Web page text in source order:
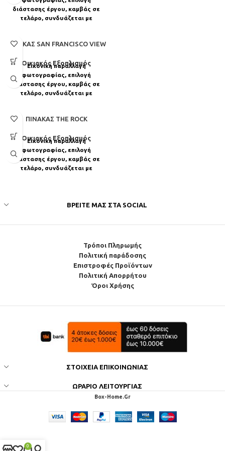
διάστασης έργου, καμβάς σε
τελάρο, συνδυάζεται με
ΠΊΝΑΚΑΣ SAN FRANCISCO VIEW
Οικιακός Εξοπλισμός
Εικονική παραλλαγή
φωτογραφίας, επιλογή
διάστασης έργου, καμβάς σε
τελάρο, συνδυάζεται με
ΠΊΝΑΚΑΣ THE ROCK
Οικιακός Εξοπλισμός
Εικονική παραλλαγή
φωτογραφίας, επιλογή
διάστασης έργου, καμβάς σε
τελάρο, συνδυάζεται με
ΒΡΕΊΤΕ ΜΑΣ ΣΤΑ SOCIAL
Τρόποι Πληρωμής
Πολιτική παράδοσης
Επιστροφές Προϊόντων
Πολιτική Απορρήτου
Όροι Χρήσης
ΣΤΟΙΧΕΊΑ ΕΠΙΚΟΙΝΩΝΊΑΣ
ΩΡΆΡΙΟ ΛΕΙΤΟΥΡΓΊΑΣ
Box-Home.Gr
0